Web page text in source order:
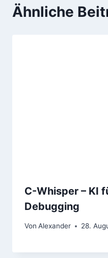
Ähnliche
C-Whisper – KI
Debugging
Von Alexander 28.